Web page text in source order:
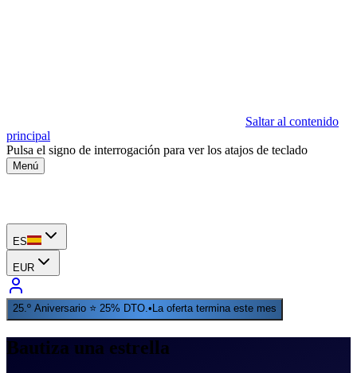
Saltar al contenido
principal
Pulsa el signo de interrogación para ver los atajos de teclado
Menú
ES
EUR
25.º Aniversario ⭐ 25% DTO.• La oferta termina este mes
Bautiza una estrella